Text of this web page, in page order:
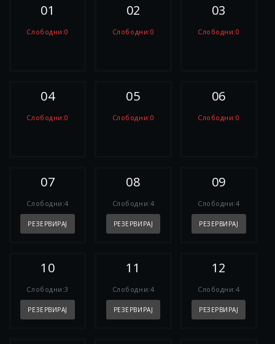
01
Слободни:0
02
Слободни:0
03
Слободни:0
04
Слободни:0
05
Слободни:0
06
Слободни:0
07
Слободни:4
РЕЗЕРВИРАЈ
08
Слободни:4
РЕЗЕРВИРАЈ
09
Слободни:4
РЕЗЕРВИРАЈ
10
Слободни:3
РЕЗЕРВИРАЈ
11
Слободни:4
РЕЗЕРВИРАЈ
12
Слободни:4
РЕЗЕРВИРАЈ